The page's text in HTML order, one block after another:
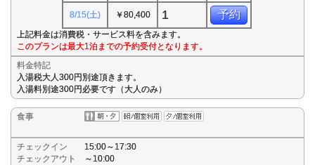
8/15(土) ￥80,400 1 予約
上記料金は消費税・サービス料を含みます。
このプランは最大1泊までの予約受付となります。
料金特記
入湯税大人300円別途頂きます。
入湯料別途300円必要です（大人のみ）
食事
チェックイン
15:00～17:30
チェックアウト
～10:00